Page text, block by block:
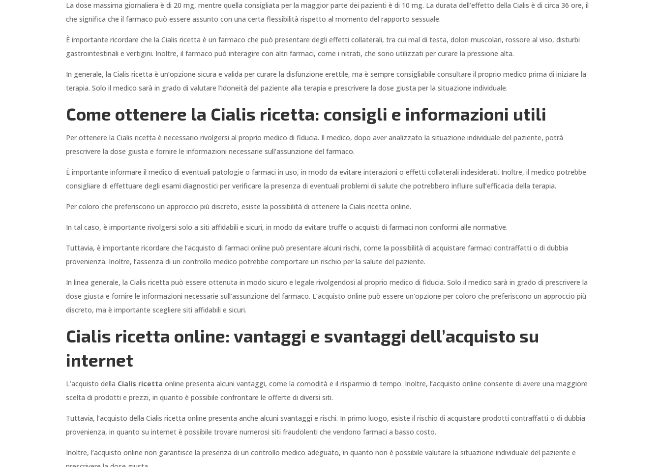
La dose massima giornaliera è di 20 mg, mentre quella consigliata per la maggior parte dei pazienti è di 10 mg. La durata dell’effetto della Cialis è di circa 36 ore, il
che significa che il farmaco può essere assunto con una certa flessibilità rispetto al momento del rapporto sessuale.
È importante ricordare che la Cialis ricetta è un farmaco che può presentare degli effetti collaterali, tra cui mal di testa, dolori muscolari, rossore al viso, disturbi
gastrointestinali e vertigini. Inoltre, il farmaco può interagire con altri farmaci, come i nitrati, che sono utilizzati per curare la pressione alta.
In generale, la Cialis ricetta è un’opzione sicura e valida per curare la disfunzione erettile, ma è sempre consigliabile consultare il proprio medico prima di iniziare la
terapia. Solo il medico sarà in grado di valutare l’idoneità del paziente alla terapia e prescrivere la dose giusta per la situazione individuale.
Come ottenere la Cialis ricetta: consigli e informazioni utili
Per ottenere laCialis ricetta è necessario rivolgersi al proprio medico di fiducia. Il medico, dopo aver analizzato la situazione individuale del paziente, potrà
prescrivere la dose giusta e fornire le informazioni necessarie sull’assunzione del farmaco.
È importante informare il medico di eventuali patologie o farmaci in uso, in modo da evitare interazioni o effetti collaterali indesiderati. Inoltre, il medico potrebbe
consigliare di effettuare degli esami diagnostici per verificare la presenza di eventuali problemi di salute che potrebbero influire sull’efficacia della terapia.
Per coloro che preferiscono un approccio più discreto, esiste la possibilità di ottenere la Cialis ricetta online.
In tal caso, è importante rivolgersi solo a siti affidabili e sicuri, in modo da evitare truffe o acquisti di farmaci non conformi alle normative.
Tuttavia, è importante ricordare che l’acquisto di farmaci online può presentare alcuni rischi, come la possibilità di acquistare farmaci contraffatti o di dubbia
provenienza. Inoltre, l’assenza di un controllo medico potrebbe comportare un rischio per la salute del paziente.
In linea generale, la Cialis ricetta può essere ottenuta in modo sicuro e legale rivolgendosi al proprio medico di fiducia. Solo il medico sarà in grado di prescrivere la
dose giusta e fornire le informazioni necessarie sull’assunzione del farmaco. L’acquisto online può essere un’opzione per coloro che preferiscono un approccio più
discreto, ma è importante scegliere siti affidabili e sicuri.
Cialis ricetta online: vantaggi e svantaggi dell’acquisto su
internet
L’acquisto della Cialis ricetta online presenta alcuni vantaggi, come la comodità e il risparmio di tempo. Inoltre, l’acquisto online consente di avere una maggiore
scelta di prodotti e prezzi, in quanto è possibile confrontare le offerte di diversi siti.
Tuttavia, l’acquisto della Cialis ricetta online presenta anche alcuni svantaggi e rischi. In primo luogo, esiste il rischio di acquistare prodotti contraffatti o di dubbia
provenienza, in quanto su internet è possibile trovare numerosi siti fraudolenti che vendono farmaci a basso costo.
Inoltre, l’acquisto online non garantisce la presenza di un controllo medico adeguato, in quanto non è possibile valutare la situazione individuale del paziente e